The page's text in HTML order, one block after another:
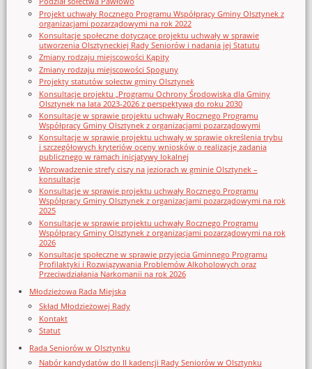
Projekt uchwały Rocznego Programu Współpracy Gminy Olsztynek z
organizacjami pozarządowymi na rok 2022
Konsultacje społeczne dotyczące projektu uchwały w sprawie
utworzenia Olsztyneckiej Rady Seniorów i nadania jej Statutu
Zmiany rodzaju miejscowości Kąpity
Zmiany rodzaju miejscowości Spoguny
Projekty statutów sołectw gminy Olsztynek
Konsultacje projektu „Programu Ochrony Środowiska dla Gminy
Olsztynek na lata 2023-2026 z perspektywą do roku 2030
Konsultacje w sprawie projektu uchwały Rocznego Programu
Współpracy Gminy Olsztynek z organizacjami pozarządowymi
Konsultacje w sprawie projektu uchwały w sprawie określenia trybu
i szczegółowych kryteriów oceny wniosków o realizację zadania
publicznego w ramach inicjatywy lokalnej
Wprowadzenie strefy ciszy na jeziorach w gminie Olsztynek –
konsultacje
Konsultacje w sprawie projektu uchwały Rocznego Programu
Współpracy Gminy Olsztynek z organizacjami pozarządowymi na rok
2025
Konsultacje w sprawie projektu uchwały Rocznego Programu
Współpracy Gminy Olsztynek z organizacjami pozarządowymi na rok
2026
Konsultacje społeczne w sprawie przyjęcia Gminnego Programu
Profilaktyki i Rozwiązywania Problemów Alkoholowych oraz
Przeciwdziałania Narkomanii na rok 2026
Młodzieżowa Rada Miejska
Skład Młodzieżowej Rady
Kontakt
Statut
Rada Seniorów w Olsztynku
Nabór kandydatów do II kadencji Rady Seniorów w Olsztynku